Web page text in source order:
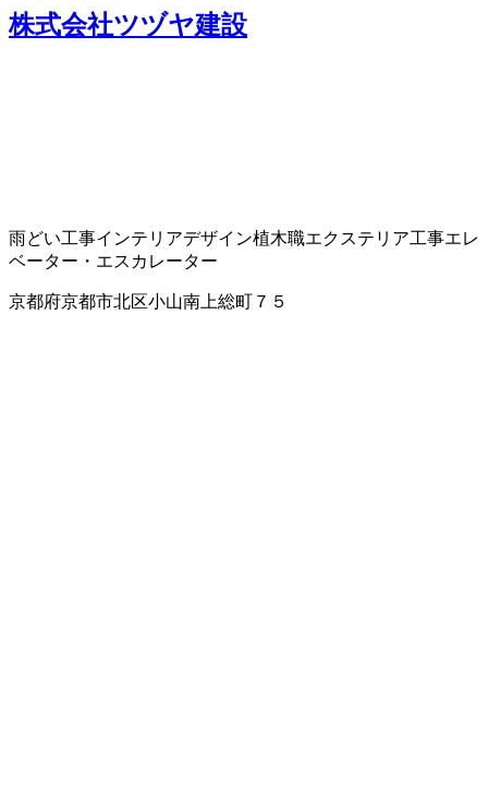
株式会社ツヅヤ建設
雨どい工事インテリアデザイン植木職エクステリア工事エレ
ベーター・エスカレーター
京都府京都市北区小山南上総町７５